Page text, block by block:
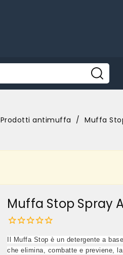
Prodotti antimuffa Muffa
Muffa Stop Spray
Il Muffa Stop è un detergente a
che elimina, combatte e previene,